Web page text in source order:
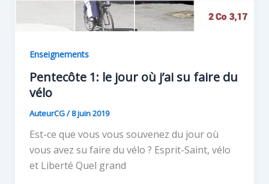
Enseignements
Pentecôte 1: le jour où j’ai su faire du
vélo
AuteurCG/8 juin 2019
Est-ce que vous vous souvenez du jour où
vous avez su faire du vélo ? Esprit-Saint, vélo
et Liberté Quel grand